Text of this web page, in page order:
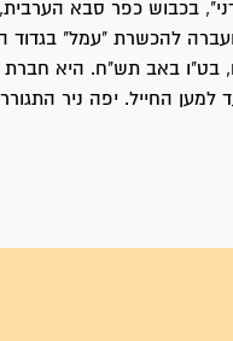
בכבוש כפר סבא
להכשרת "עמל" בגדוד